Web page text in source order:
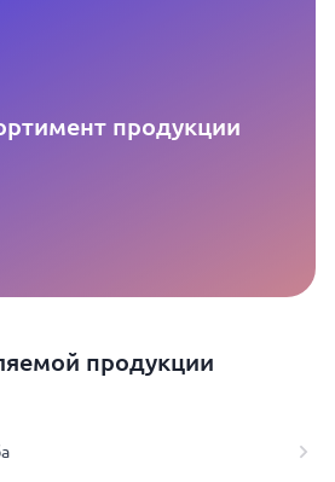
продукции
продукции